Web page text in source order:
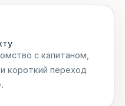
с капитаном,
короткий переход